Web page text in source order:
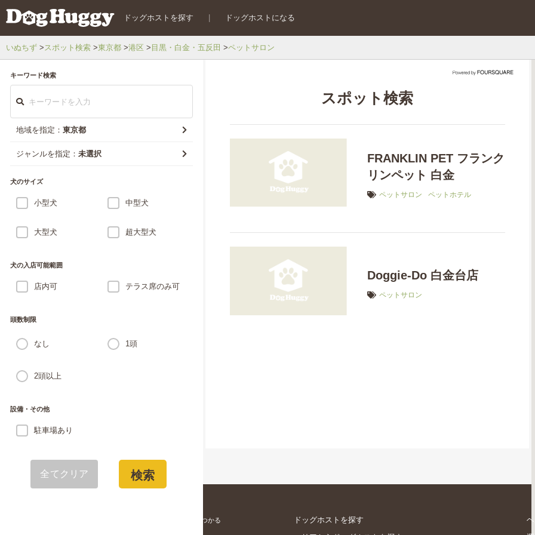
ドッグホストを探す ドッグホストになる
いぬちず スポット検索 東京都 港区 目黒・白金・五反田 ペットサロン
キーワード検索
地域を指定：東京都
ジャンルを指定：未選択
犬のサイズ
小型犬 中型犬
大型犬 超大型犬
犬の入店可能範囲
店内可 テラス席のみ可
頭数制限
なし 1頭
2頭以上
設備・その他
駐車場あり
全てクリア 検索
スポット検索
FRANKLIN PET フランク
リンペット 白金
ペットサロン ペットホテル
Doggie-Do 白金台店
ペットサロン
愛犬と寄りそう「家族」が見つかる
ドッグホストを探す